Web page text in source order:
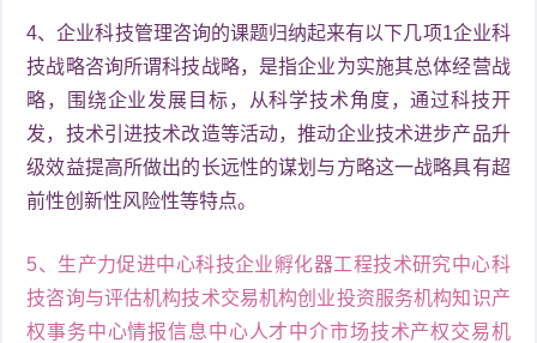
4、企业科技管理咨询的课题归纳起来有以下几项1企业科
技战略咨询所谓科技战略，是指企业为实施其总体经营战
略，围绕企业发展目标，从科学技术角度，通过科技开
发，技术引进技术改造等活动，推动企业技术进步产品升
级效益提高所做出的长远性的谋划与方略这一战略具有超
前性创新性风险性等特点。
5、生产力促进中心科技企业孵化器工程技术研究中心科
技咨询与评估机构技术交易机构创业投资服务机构知识产
权事务中心情报信息中心人才中介市场技术产权交易机